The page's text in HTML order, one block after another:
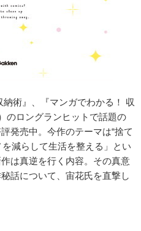
納術』、『マンガでわかる！ 収
のロングランヒットで話題の
発売中。今作のテーマは“捨て
減らして生活を整える」とい
は真逆を行く内容。その真意
話について、宙花氏を直撃し